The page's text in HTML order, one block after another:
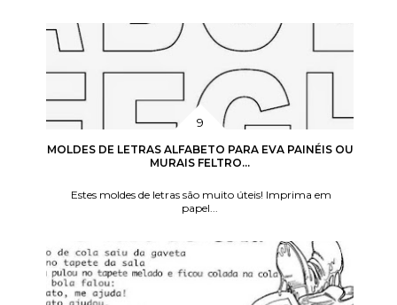
MOLDES DE LETRAS ALFABETO PARA EVA PAINÉIS OU
MURAIS FELTRO...
Estes moldes de letras são muito úteis! Imprima em
papel...